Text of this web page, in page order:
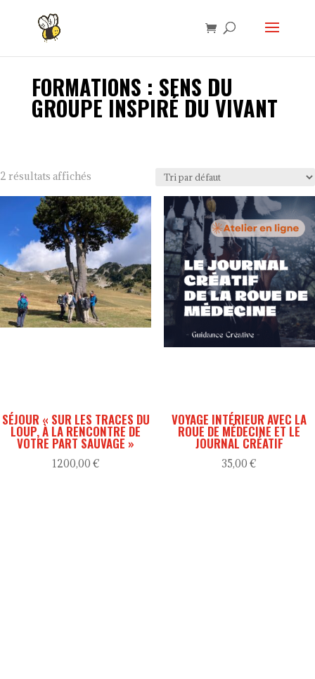
FORMATIONS : SENS DU
GROUPE INSPIRÉ DU VIVANT
2 résultats affichés
SÉJOUR « SUR LES TRACES DU
LOUP, À LA RENCONTRE DE
VOTRE PART SAUVAGE »
1200,00 €
VOYAGE INTÉRIEUR AVEC LA
ROUE DE MÉDECINE ET LE
JOURNAL CRÉATIF
35,00€